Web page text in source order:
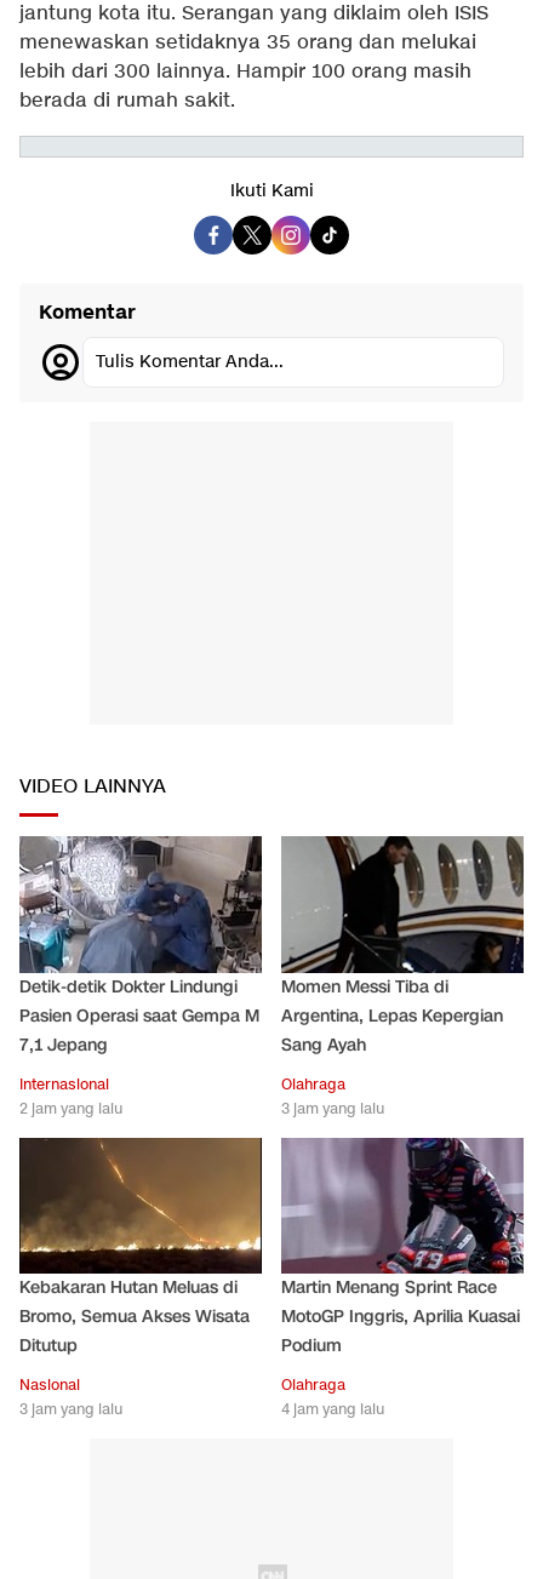
jantung kota itu. Serangan yang diklaim oleh ISIS
menewaskan setidaknya 35 orang dan melukai
lebih dari 300 lainnya. Hampir 100 orang masih
berada di rumah sakit.
Ikuti Kami
Komentar
Tulis Komentar Anda...
VIDEO LAINNYA
Detik-detik Dokter Lindungi
Pasien Operasi saat Gempa M
7,1 Jepang
Internasional
2 jam yang lalu
Momen Messi Tiba di
Argentina, Lepas Kepergian
Sang Ayah
Olahraga
3 jam yang lalu
Kebakaran Hutan Meluas di
Bromo, Semua Akses Wisata
Ditutup
Nasional
3 jam yang lalu
Martin Menang Sprint Race
MotoGP Inggris, Aprilia Kuasai
Podium
Olahraga
4 jam yang lalu